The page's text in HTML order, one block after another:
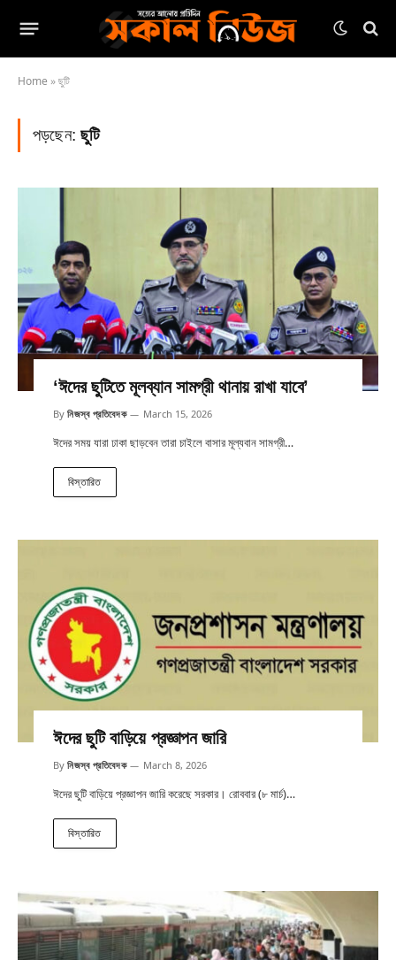
Home »ছুটি
পড়ছেন:ছুটি
‘ঈদের ছুটিতে মূলব্যান সামগ্রী থানায় রাখা যাবে’
By নিজস্ব প্রতিবেদক March 15, 2026
ঈদের সময় যারা ঢাকা ছাড়বেন তারা চাইলে বাসার মূল্যবান সামগ্রী…
বিস্তারিত
ঈদের ছুটি বাড়িয়ে প্রজ্ঞাপন জারি
By নিজস্ব প্রতিবেদক March 8, 2026
ঈদের ছুটি বাড়িয়ে প্রজ্ঞাপন জারি করেছে সরকার। রোববার (৮ মার্চ)…
বিস্তারিত